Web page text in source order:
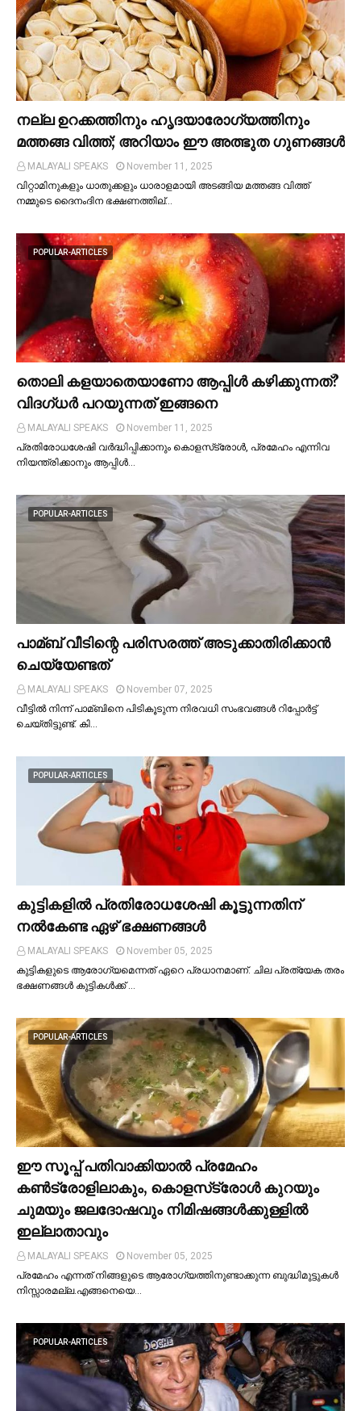
നല്ല ഉറക്കത്തിനും ഹൃദയാരോഗ്യത്തിനും
മത്തങ്ങ വിത്ത്; അറിയാം ഈ അത്ഭുത ഗുണങ്ങള്‍
MALAYALI SPEAKS
November 11, 2025
വിറ്റാമിനുകളും ധാതുക്കളും ധാരാളമായി അടങ്ങിയ മത്തങ്ങ വിത്ത്
നമ്മുടെ ദൈനംദിന ഭക്ഷണത്തില്…
POPULAR-ARTICLES
തൊലി കളയാതെയാണോ ആപ്പിള്‍ കഴിക്കുന്നത്?
വിദഗ്ധര്‍ പറയുന്നത് ഇങ്ങനെ
MALAYALI SPEAKS
November 11, 2025
പ്രതിരോധശേഷി വർദ്ധിപ്പിക്കാനും കൊളസ്‌ട്രോള്‍, പ്രമേഹം എന്നിവ
നിയന്ത്രിക്കാനും ആപ്പിള്‍…
POPULAR-ARTICLES
പാമ്ബ് വീടിന്റെ പരിസരത്ത് അടുക്കാതിരിക്കാൻ
ചെയ്യേണ്ടത്
MALAYALI SPEAKS
November 07, 2025
വീട്ടില്‍ നിന്ന് പാമ്ബിനെ പിടികൂടുന്ന നിരവധി സംഭവങ്ങള്‍ റിപ്പോർട്ട്
ചെയ്തിട്ടുണ്ട്. കി…
POPULAR-ARTICLES
കുട്ടികളില്‍ പ്രതിരോധശേഷി കൂട്ടുന്നതിന്
നല്‍കേണ്ട ഏഴ് ഭക്ഷണങ്ങള്‍
MALAYALI SPEAKS
November 05, 2025
കുട്ടികളുടെ ആരോഗ്യമെന്നത് ഏറെ പ്രധാനമാണ്. ചില പ്രത്യേക തരം
ഭക്ഷണങ്ങള്‍ കുട്ടികള്‍ക്ക് …
POPULAR-ARTICLES
ഈ സൂപ്പ് പതിവാക്കിയാല്‍ പ്രമേഹം
കണ്‍ട്രോളിലാകും, കൊളസ്‌ട്രോള്‍ കുറയും
ചുമയും ജലദോഷവും നിമിഷങ്ങള്‍ക്കുള്ളില്‍
ഇല്ലാതാവും
MALAYALI SPEAKS
November 05, 2025
പ്രമേഹം എന്നത് നിങ്ങളുടെ ആരോഗ്യത്തിനുണ്ടാക്കുന്ന ബുദ്ധിമുട്ടുകള്‍
നിസ്സാരമല്ല.എങ്ങനെയെ…
POPULAR-ARTICLES